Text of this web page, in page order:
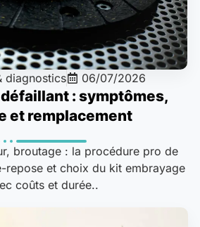
diagnostics 06/07/2026
: symptômes,
et remplacement
broutage : la procédure pro de
repose et choix du kit embrayage
coûts et durée..